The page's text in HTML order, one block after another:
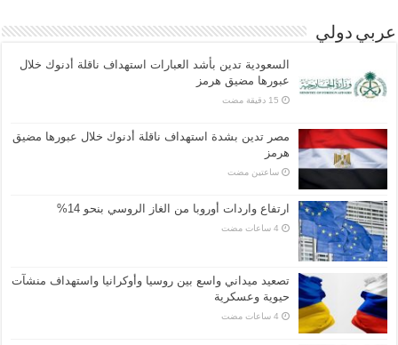
عربي دولي
السعودية تدين بأشد العبارات استهداف ناقلة أدنوك خلال
عبورها مضيق هرمز
مصر تدين بشدة استهداف ناقلة أدنوك خلال عبورها مضيق
هرمز
‏ساعتين مضت
ارتفاع واردات أوروبا من الغاز الروسي بنحو 14%
تصعيد ميداني واسع بين روسيا وأوكرانيا واستهداف منشآت
حيوية وعسكرية